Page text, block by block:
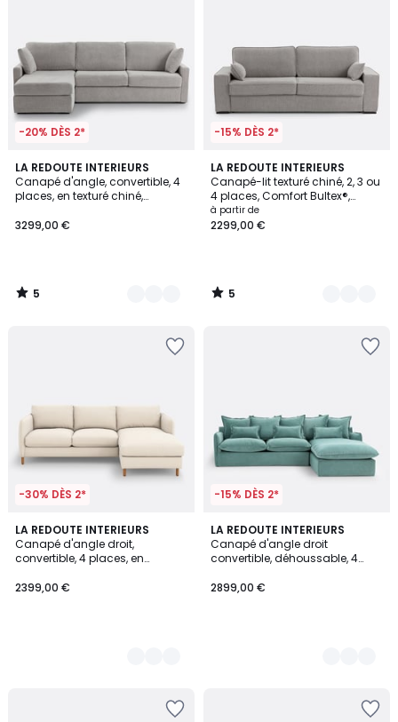
-20% DÈS 2*
LA REDOUTE INTERIEURS
Canapé d'angle, convertible, 4
places, en texturé chiné,
3299,00 €
5
/
5
3
Couleurs
5
/
-15% DÈS 2*
LA REDOUTE INTERIEURS
Canapé-lit texturé chiné, 2, 3 ou
4 places, Comfort Bultex®,
CÉCILIA
à partir de
2299,00 €
5
/
5
2
Couleurs
5
/
-30% DÈS 2*
LA REDOUTE INTERIEURS
Canapé d'angle droit,
convertible, 4 places, en
2399,00 €
6
Couleurs
-15% DÈS 2*
LA REDOUTE INTERIEURS
Canapé d'angle droit
convertible, déhoussable, 4
2899,00 €
3
Couleurs